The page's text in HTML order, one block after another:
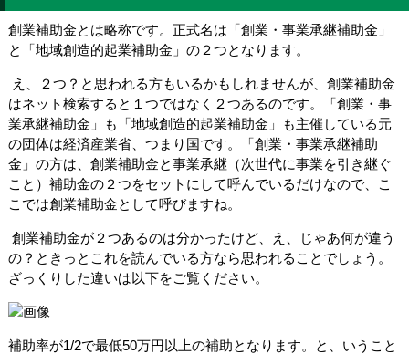
創業補助金とは略称です。正式名は「創業・事業承継補助金」
と「地域創造的起業補助金」の２つとなります。
え、２つ？と思われる方もいるかもしれませんが、創業補助金
はネット検索すると１つではなく２つあるのです。「創業・事
業承継補助金」も「地域創造的起業補助金」も主催している元
の団体は経済産業省、つまり国です。「創業・事業承継補助
金」の方は、創業補助金と事業承継（次世代に事業を引き継ぐ
こと）補助金の２つをセットにして呼んでいるだけなので、こ
こでは創業補助金として呼びますね。
創業補助金が２つあるのは分かったけど、え、じゃあ何が違う
の？ときっとこれを読んでいる方なら思われることでしょう。
ざっくりした違いは以下をご覧ください。
補助率が1/2で最低50万円以上の補助となります。と、いうこと